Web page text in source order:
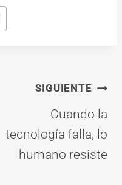
SIGUIENTE
Cuando la
tecnología falla, lo
humano resiste